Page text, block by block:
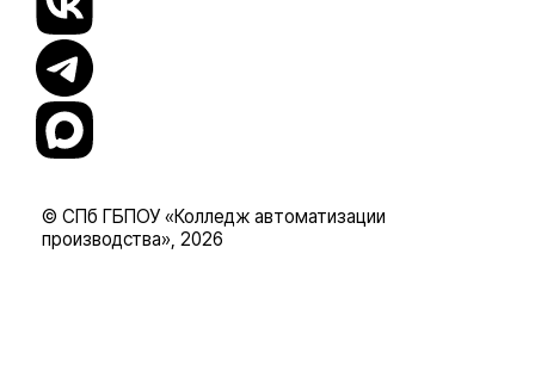
© СПб ГБПОУ «Колледж автоматизации
производства», 2026